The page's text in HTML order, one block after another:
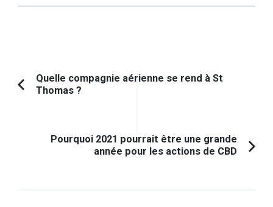
Navigation
d'article
Article
Quelle compagnie aérienne se rend à St
Thomas ?
Pourquoi 2021 pourrait être une grande
année pour les actions de CBD